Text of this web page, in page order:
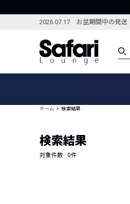
2026.07.17 お盆期間中の発送
ブランドから探す
新着アイテム
編集部のおすすめアイテム
ホーム 検索結果
検索結果
対象件数 : 0件